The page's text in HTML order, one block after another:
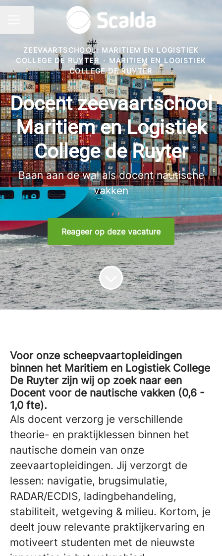
Pagina delen
ZEEVAARTSCHOOL: MARITIEM EN LOGISTIEK
COLLEGE DE RUYTER · MARITIEM EN LOGISTIEK
COLLEGE DE RUYTER
Docent zeevaartschool
Maritiem en Logistiek
College de Ruyter
Baan aan de wal als docent nautische
vakken
Reageer op deze vacature
Voor onze scheepvaartopleidingen
binnen het Maritiem en Logistiek College
De Ruyter zijn wij op zoek naar een
Docent voor de nautische vakken (0,6 -
1,0 fte).
Als docent verzorg je verschillende
theorie- en praktijklessen binnen het
nautische domein van onze
zeevaartopleidingen. Jij verzorgt de
lessen: navigatie, brugsimulatie,
RADAR/ECDIS, ladingbehandeling,
stabiliteit, wetgeving & milieu. Kortom, je
deelt jouw relevante praktijkervaring en
motiveert studenten met de nieuwste